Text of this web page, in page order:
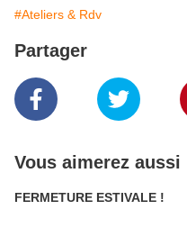
#Ateliers & Rdv
Partager
Vous aimerez aussi
FERMETURE ESTIVALE !